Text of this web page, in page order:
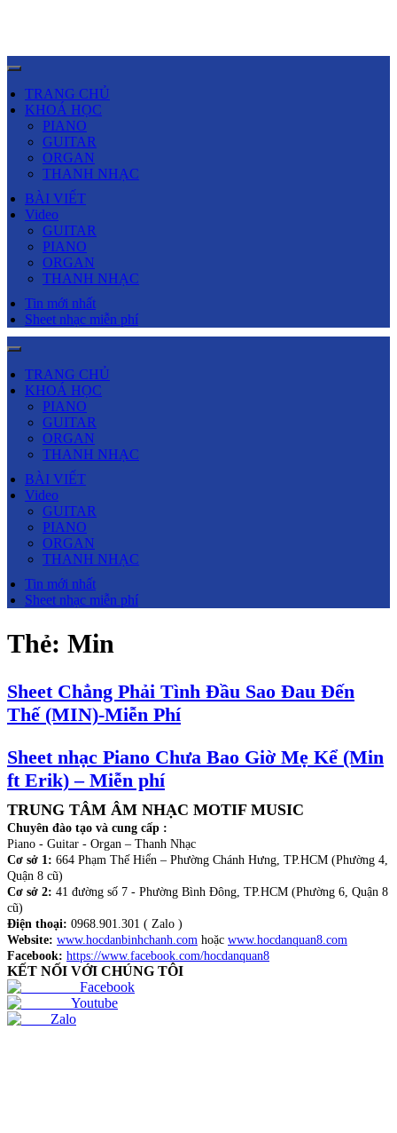
TRANG CHỦ
KHOÁ HỌC
PIANO
GUITAR
ORGAN
THANH NHẠC
BÀI VIẾT
Video
GUITAR
PIANO
ORGAN
THANH NHẠC
Tin mới nhất
Sheet nhạc miễn phí
TRANG CHỦ
KHOÁ HỌC
PIANO
GUITAR
ORGAN
THANH NHẠC
BÀI VIẾT
Video
GUITAR
PIANO
ORGAN
THANH NHẠC
Tin mới nhất
Sheet nhạc miễn phí
Thẻ: Min
Sheet Chẳng Phải Tình Đầu Sao Đau Đến
Thế (MIN)-Miễn Phí
Sheet nhạc Piano Chưa Bao Giờ Mẹ Kể (Min
ft Erik) – Miễn phí
TRUNG TÂM ÂM NHẠC MOTIF MUSIC
Chuyên đào tạo và cung cấp :
Piano - Guitar - Organ – Thanh Nhạc
Cơ sở 1: 664 Phạm Thế Hiển – Phường Chánh Hưng, TP.HCM (Phường 4,
Quận 8 cũ)
Cơ sở 2: 41 đường số 7 - Phường Bình Đông, TP.HCM (Phường 6, Quận 8
cũ)
Điện thoại: 0968.901.301 ( Zalo )
Website: www.hocdanbinhchanh.com hoặc www.hocdanquan8.com
Facebook: https://www.facebook.com/hocdanquan8
KẾT NỐI VỚI CHÚNG TÔI
Facebook
Youtube
Zalo